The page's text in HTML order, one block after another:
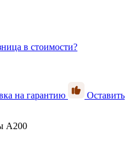
в стоимости?
на гарантию
Оставить
А200